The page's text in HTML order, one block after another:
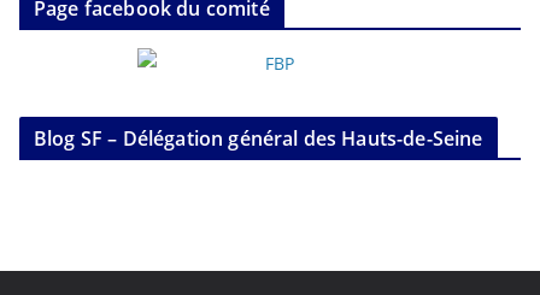
Page facebook du comité
Blog SF – Délégation général des Hauts-de-Seine